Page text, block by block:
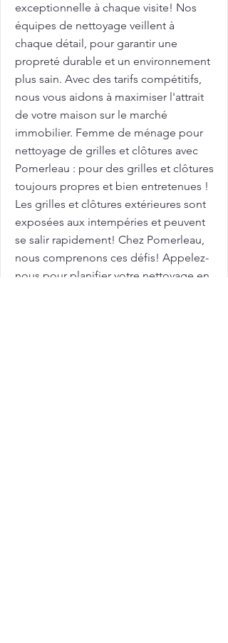
exceptionnelle à chaque visite! Nos
équipes de nettoyage veillent à
chaque détail, pour garantir une
propreté durable et un environnement
plus sain. Avec des tarifs compétitifs,
nous vous aidons à maximiser l'attrait
de votre maison sur le marché
immobilier. Femme de ménage pour
nettoyage de grilles et clôtures avec
Pomerleau : pour des grilles et clôtures
toujours propres et bien entretenues !
Les grilles et clôtures extérieures sont
exposées aux intempéries et peuvent
se salir rapidement! Chez Pomerleau,
nous comprenons ces défis! Appelez-
nous pour planifier votre nettoyage en